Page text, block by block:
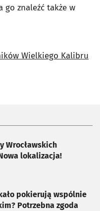
go znaleźć także w
Wielkiego Kalibru
Wrocławskich
lokalizacja!
pokierują wspólnie
Potrzebna zgoda